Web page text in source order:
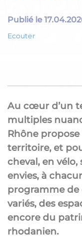
Publié le
Ecouter
Au cœur d’un
multiples
Rhône
territoire, et
cheval, en vélo,
envies, à
programme de
variés, des
encore du
rhodanien.